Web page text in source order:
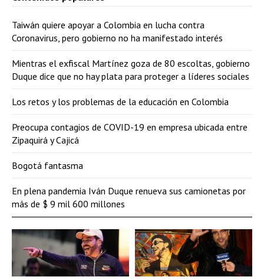
Taiwán quiere apoyar a Colombia en lucha contra
Coronavirus, pero gobierno no ha manifestado interés
Mientras el exfiscal Martínez goza de 80 escoltas, gobierno
Duque dice que no hay plata para proteger a líderes sociales
Los retos y los problemas de la educación en Colombia
Preocupa contagios de COVID-19 en empresa ubicada entre
Zipaquirá y Cajicá
Bogotá fantasma
En plena pandemia Iván Duque renueva sus camionetas por
más de $ 9 mil 600 millones